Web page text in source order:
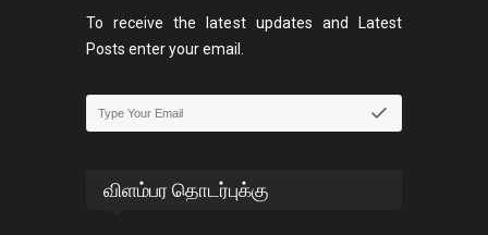
To receive the latest updates and Latest
Posts enter your email.
விளம்பர தொடர்புக்கு